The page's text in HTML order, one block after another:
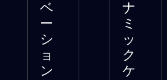
ベ
ー
シ
ョ
ン
ナ
ミ
ッ
ク
ケ